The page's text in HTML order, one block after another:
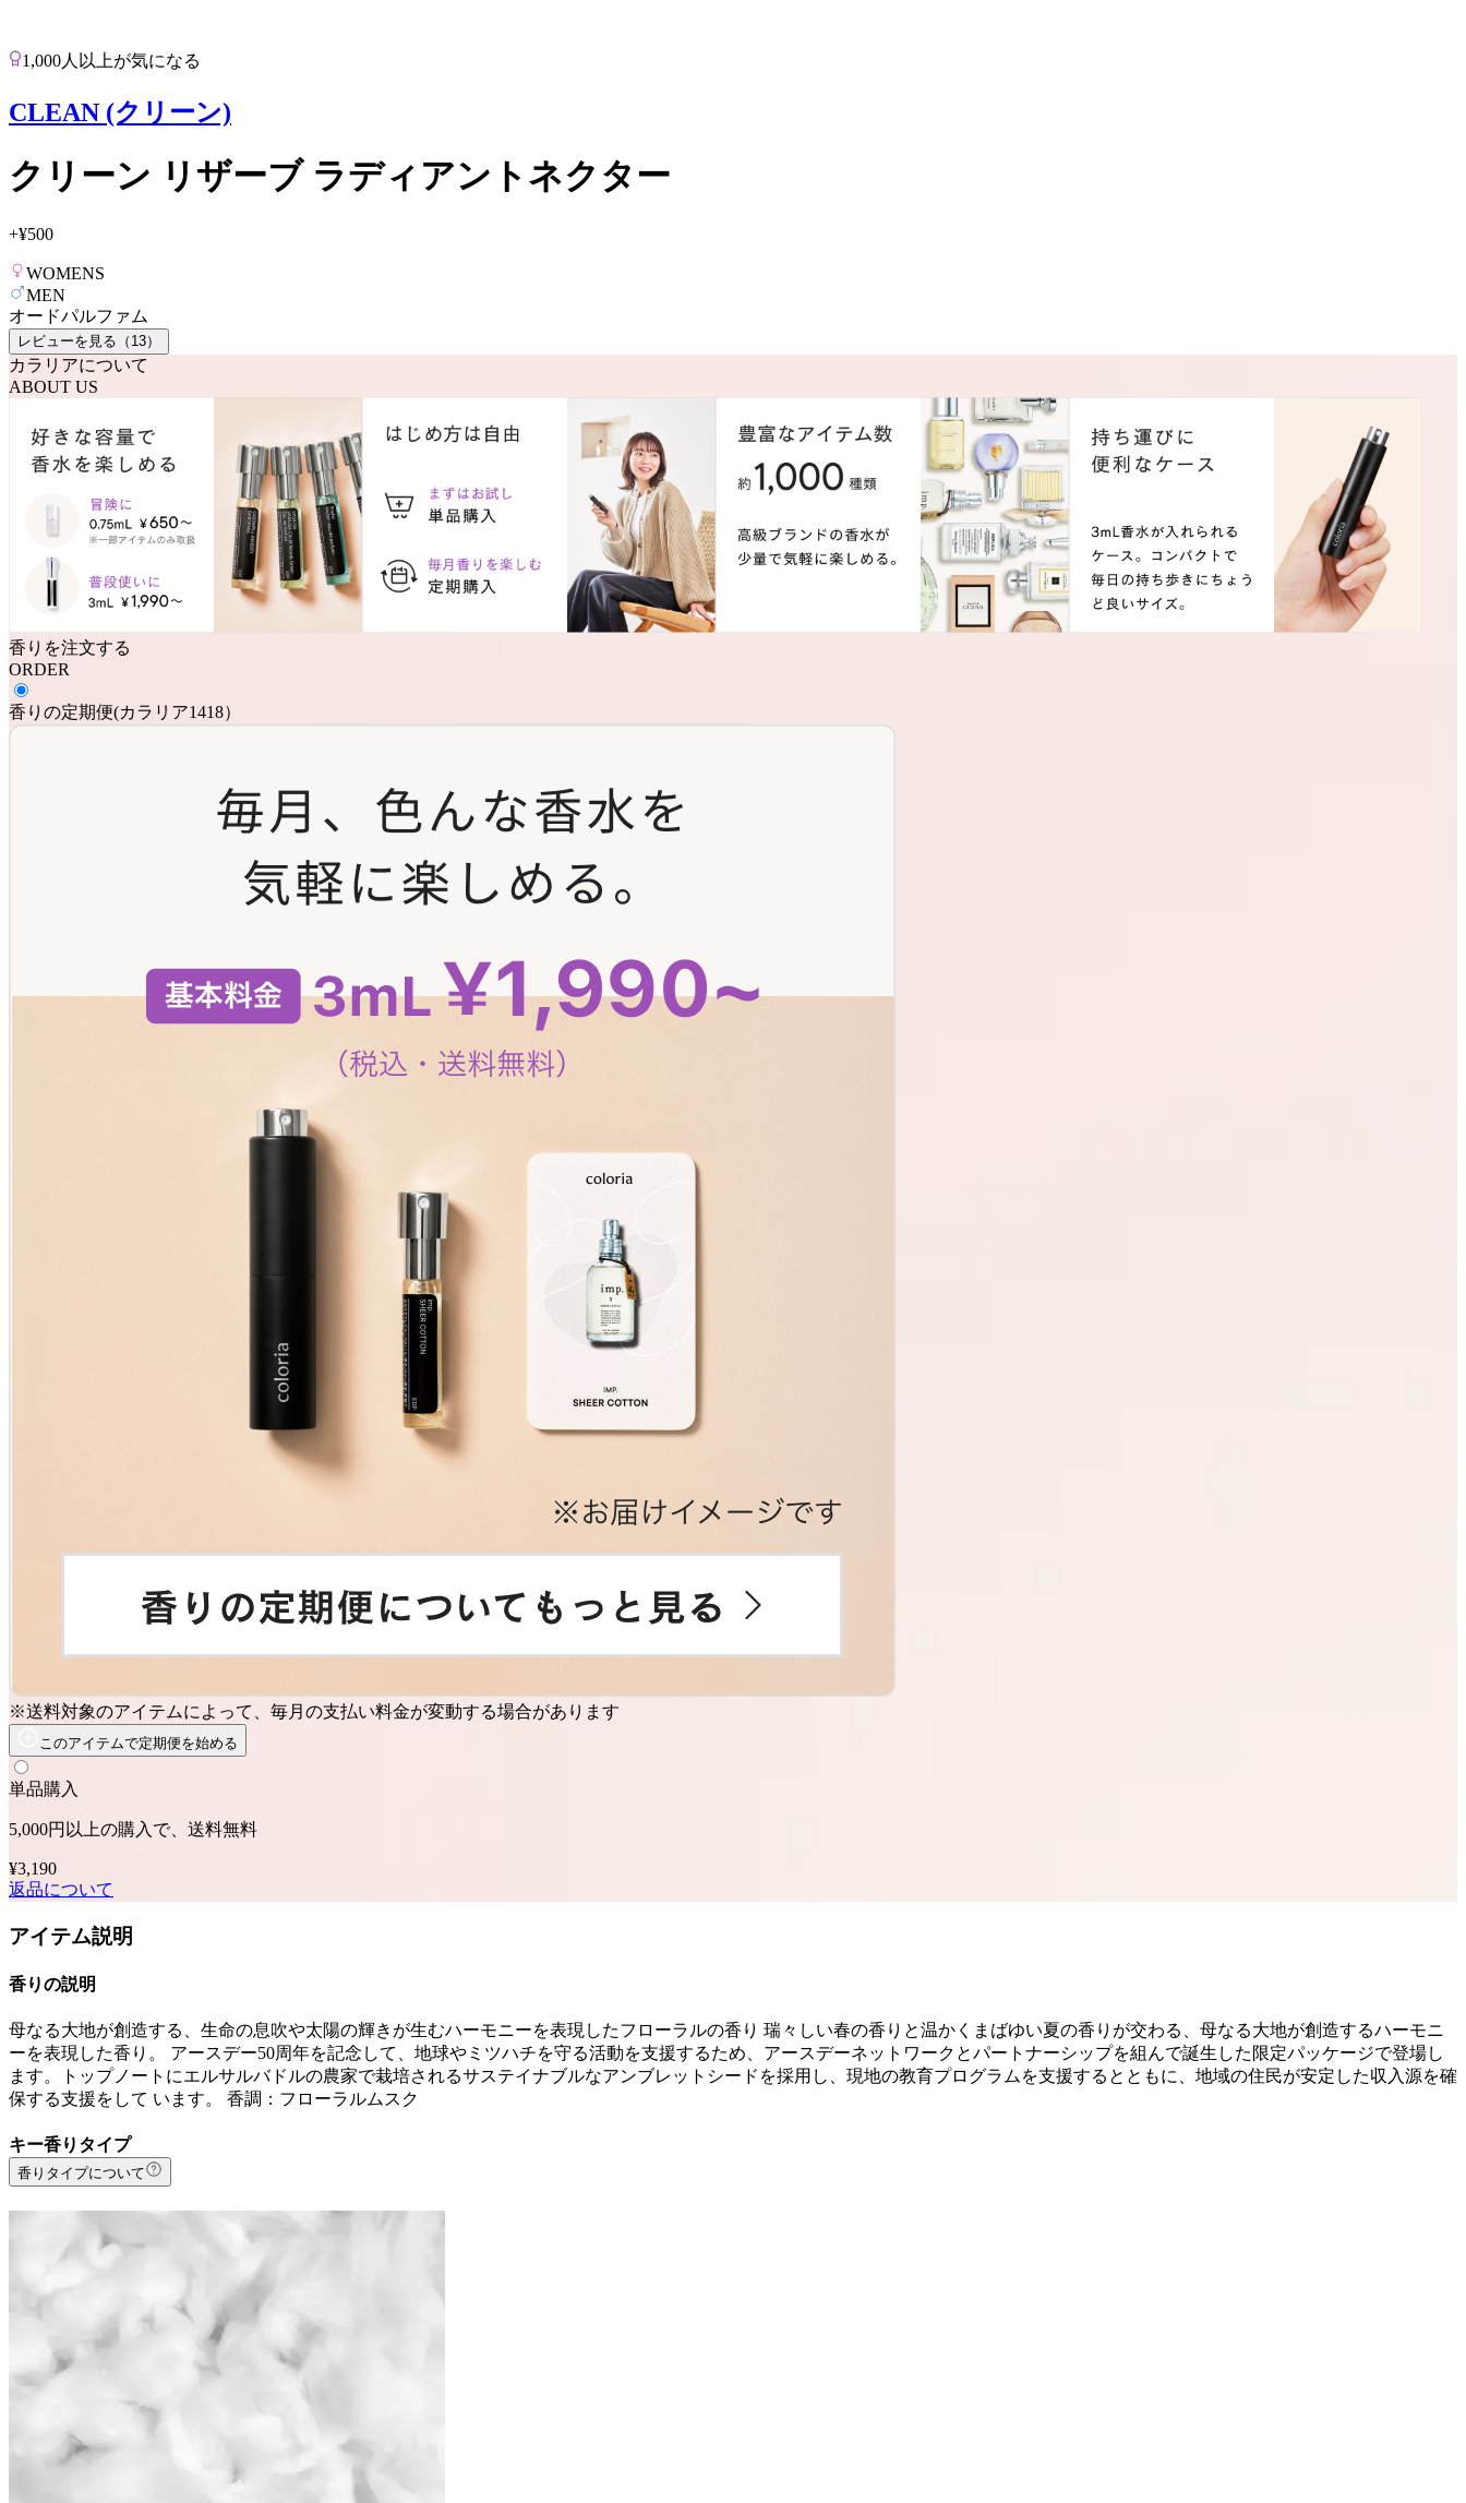
1,000人以上が気になる
CLEAN (クリーン)
クリーン リザーブ ラディアントネクター
+¥500
WOMENS
MEN
オードパルファム
レビューを見る（ 13）
カラリアについて
ABOUT US
香りを注文する
ORDER
香りの定期便(カラリア1418）
※送料対象のアイテムによって、毎月の支払い料金が変動する場合があります
このアイテムで定期便を始める
単品購入
5,000円以上の購入で、送料無料
¥3,190
返品について
アイテム説明
香りの説明
母なる大地が創造する、生命の息吹や太陽の輝きが生むハーモニーを表現したフローラルの香り 瑞々しい春の香りと温かくまばゆい夏の香りが交わる、母なる大地が創造するハーモニ
ーを表現した香り。 アースデー50周年を記念して、地球やミツハチを守る活動を支援するため、アースデーネットワークとパートナーシップを組んで誕生した限定パッケージで登場し
ます。トップノートにエルサルバドルの農家で栽培されるサステイナブルなアンブレットシードを採用し、現地の教育プログラムを支援するとともに、地域の住民が安定した収入源を確
保する支援をして います。 香調：フローラルムスク
キー香りタイプ
香りタイプについて